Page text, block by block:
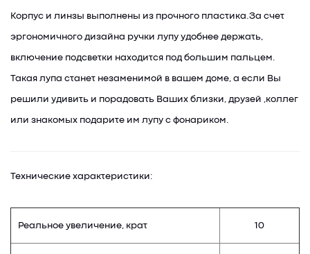
Корпус и линзы выполнены из прочного пластика.За счет
эргономичного дизайна ручки лупу удобнее держать,
включение подсветки находится под большим пальцем.
Такая лупа станет незаменимой в вашем доме, а если Вы
решили удивить и порадовать Ваших близки, друзей ,коллег
или знакомых подарите им лупу с фонариком.
Технические характеристики:
Реальное увеличение, крат 10